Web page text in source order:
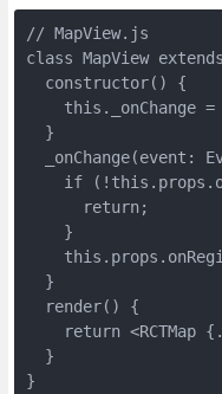
// MapView.js
class MapView
  constructor() {
this._onChange =
  }
_onChange(event:
if
      return;
    }
  }
  render() {
return <RCTMap
  }
}